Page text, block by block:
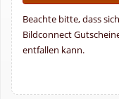
Beachte bitte, dass
Bildconnect
entfallen kann.